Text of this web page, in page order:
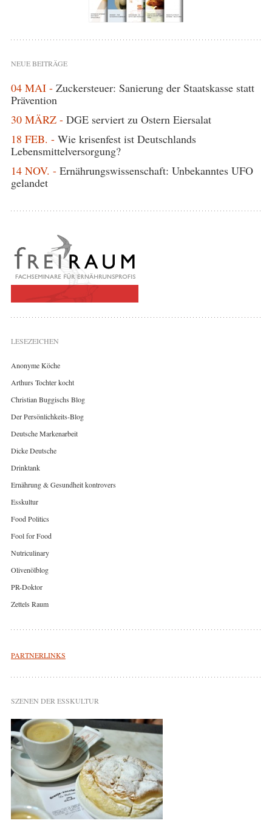
NEUE BEITRÄGE
04 MAI - Zuckersteuer: Sanierung der Staatskasse statt
Prävention
30 MÄRZ - DGE serviert zu Ostern Eiersalat
18 FEB. - Wie krisenfest ist Deutschlands
Lebensmittelversorgung?
14 NOV. - Ernährungswissenschaft: Unbekanntes UFO
gelandet
LESEZEICHEN
Anonyme Köche
Arthurs Tochter kocht
Christian Buggischs Blog
Der Persönlichkeits-Blog
Deutsche Markenarbeit
Dicke Deutsche
Drinktank
Ernährung & Gesundheit kontrovers
Esskultur
Food Politics
Fool for Food
Nutriculinary
Olivenölblog
PR-Doktor
Zettels Raum
PARTNERLINKS
SZENEN DER ESSKULTUR